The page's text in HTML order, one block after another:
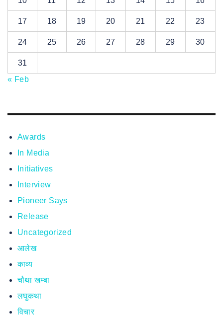
17 18 19 20 21 22 23
24 25 26 27 28 29 30
31
« Feb
Awards
In Media
Initiatives
Interview
Pioneer Says
Release
Uncategorized
आलेख
काव्य
चौथा खम्बा
लघुकथा
विचार